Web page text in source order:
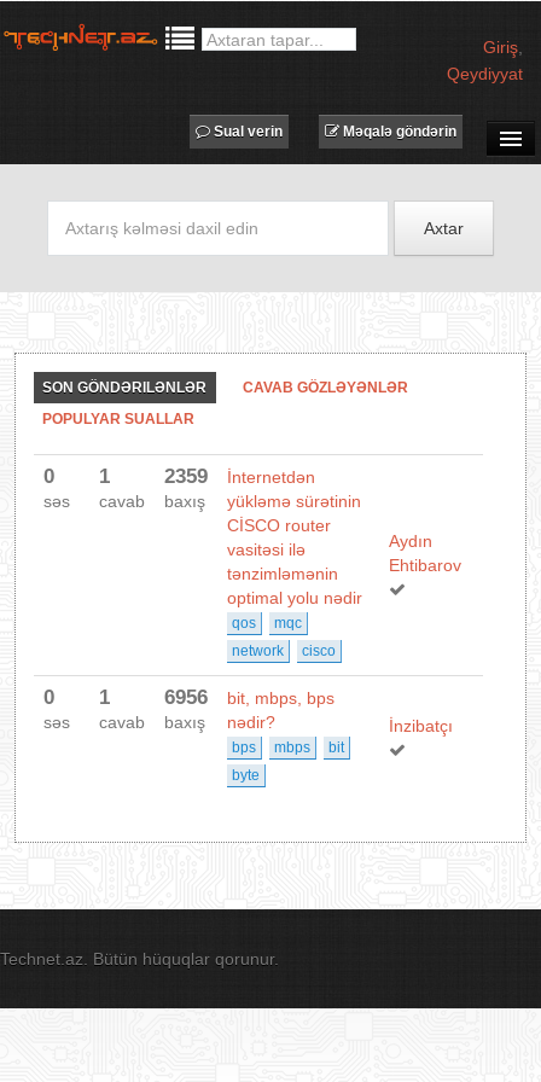
Giriş
Qeydiyyat
MƏQALƏLƏR
İŞ ELANLARI
IT LÜĞƏT
Məqalə göndərin
Sual verin
Axtar
SON GÖNDƏRILƏNLƏR
CAVAB GÖZLƏYƏNLƏR
POPULYAR SUALLAR
0
səs
1
cavab
2359
baxış
İnternetdən
yükləmə sürətinin
CİSCO router
vasitəsi ilə
tənzimləmənin
optimal yolu nədir
qos
mqc
network
cisco
Aydın
Ehtibarov
0
səs
1
cavab
6956
baxış
bit, mbps, bps
nədir?
bps mbps
bit
byte
İnzibatçı
Technet.az. Bütün hüquqlar qorunur.